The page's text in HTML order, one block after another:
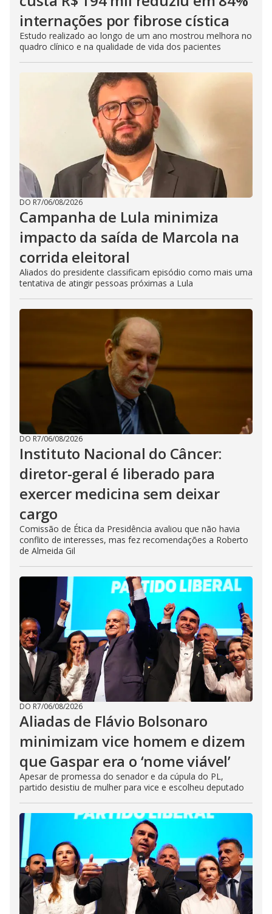
internações por fibrose cística
Estudo realizado ao longo de um ano mostrou melhora no
quadro clínico e na qualidade de vida dos pacientes
DO R7/06/08/2026
Campanha de Lula minimiza
impacto da saída de Marcola na
corrida eleitoral
Aliados do presidente classificam episódio como mais uma
tentativa de atingir pessoas próximas a Lula
DO R7/06/08/2026
Instituto Nacional do Câncer:
diretor-geral é liberado para
exercer medicina sem deixar
cargo
Comissão de Ética da Presidência avaliou que não havia
conflito de interesses, mas fez recomendações a Roberto
de Almeida Gil
DO R7/06/08/2026
Aliadas de Flávio Bolsonaro
minimizam vice homem e dizem
que Gaspar era o ‘nome viável’
Apesar de promessa do senador e da cúpula do PL,
partido desistiu de mulher para vice e escolheu deputado